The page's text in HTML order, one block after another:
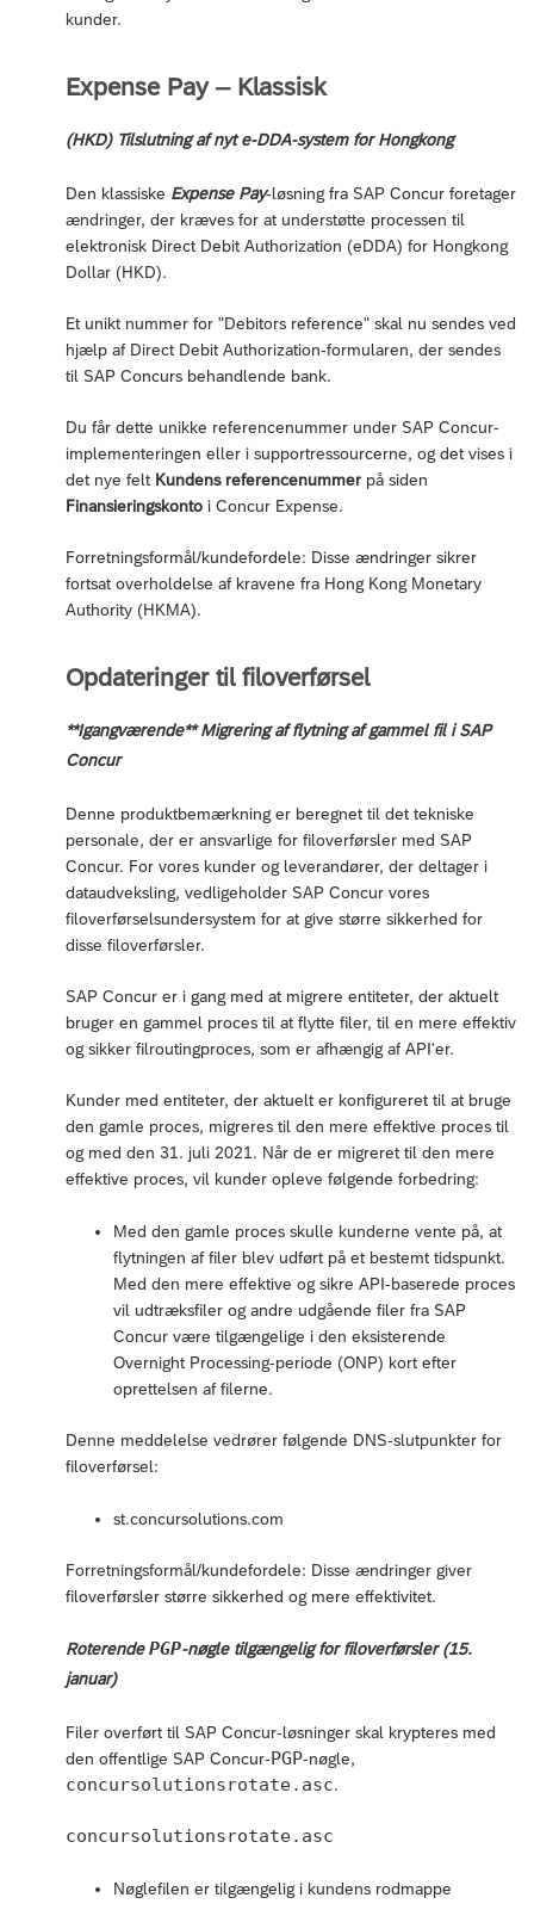
kunder.
Expense Pay – Klassisk
(HKD) Tilslutning af nyt e-DDA-system for Hongkong
Den klassiske Expense Pay-løsning fra SAP Concur foretager
ændringer, der kræves for at understøtte processen til
elektronisk Direct Debit Authorization (eDDA) for Hongkong
Dollar (HKD).
Et unikt nummer for "Debitors reference" skal nu sendes ved
hjælp af Direct Debit Authorization-formularen, der sendes
til SAP Concurs behandlende bank.
Du får dette unikke referencenummer under SAP Concur-
implementeringen eller i supportressourcerne, og det vises i
det nye felt Kundens referencenummer på siden
Finansieringskonto i Concur Expense.
Forretningsformål/kundefordele: Disse ændringer sikrer
fortsat overholdelse af kravene fra Hong Kong Monetary
Authority (HKMA).
Opdateringer til filoverførsel
**Igangværende** Migrering af flytning af gammel fil i SAP
Concur
Denne produktbemærkning er beregnet til det tekniske
personale, der er ansvarlige for filoverførsler med SAP
Concur. For vores kunder og leverandører, der deltager i
dataudveksling, vedligeholder SAP Concur vores
filoverførselsundersystem for at give større sikkerhed for
disse filoverførsler.
SAP Concur er i gang med at migrere entiteter, der aktuelt
bruger en gammel proces til at flytte filer, til en mere effektiv
og sikker filroutingproces, som er afhængig af API'er.
Kunder med entiteter, der aktuelt er konfigureret til at bruge
den gamle proces, migreres til den mere effektive proces til
og med den 31. juli 2021. Når de er migreret til den mere
effektive proces, vil kunder opleve følgende forbedring:
Med den gamle proces skulle kunderne vente på, at
flytningen af filer blev udført på et bestemt tidspunkt.
Med den mere effektive og sikre API-baserede proces
vil udtræksfiler og andre udgående filer fra SAP
Concur være tilgængelige i den eksisterende
Overnight Processing-periode (ONP) kort efter
oprettelsen af filerne.
Denne meddelelse vedrører følgende DNS-slutpunkter for
filoverførsel:
st.concursolutions.com
Forretningsformål/kundefordele: Disse ændringer giver
filoverførsler større sikkerhed og mere effektivitet.
RoterendePGP-nøgle tilgængelig for filoverførsler (15.
januar)
Filer overført til SAP Concur-løsninger skal krypteres med
den offentlige SAP Concur-PGP-nøgle,
concursolutionsrotate.asc.
concursolutionsrotate.asc
Nøglefilen er tilgængelig i kundens rodmappe